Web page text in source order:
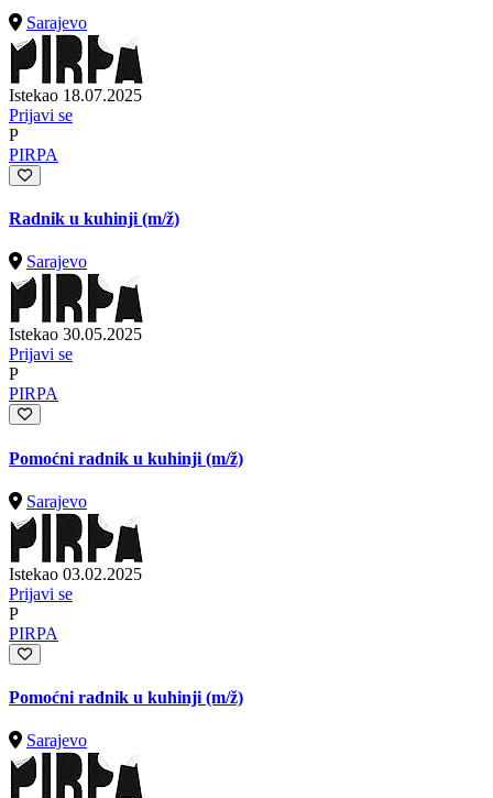
Sarajevo
Istekao 18.07.2025
Prijavi se
P
PIRPA
Radnik u kuhinji (m/ž)
Sarajevo
Istekao 30.05.2025
Prijavi se
P
PIRPA
Pomoćni radnik u kuhinji (m/ž)
Sarajevo
Istekao 03.02.2025
Prijavi se
P
PIRPA
Pomoćni radnik u kuhinji (m/ž)
Sarajevo